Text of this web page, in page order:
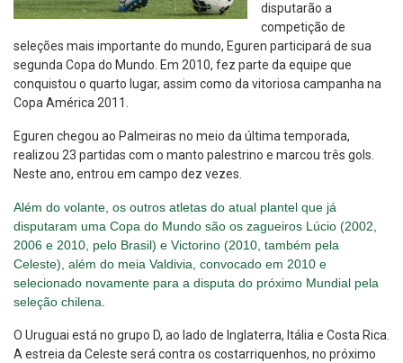
disputarão a
competição de
seleções mais importante do mundo, Eguren participará de sua
segunda Copa do Mundo. Em 2010, fez parte da equipe que
conquistou o quarto lugar, assim como da vitoriosa campanha na
Copa América 2011.
Eguren chegou ao Palmeiras no meio da última temporada,
realizou 23 partidas com o manto palestrino e marcou três gols.
Neste ano, entrou em campo dez vezes.
Além do volante, os outros atletas do atual plantel que já
disputaram uma Copa do Mundo são os zagueiros Lúcio (2002,
2006 e 2010, pelo Brasil) e Victorino (2010, também pela
Celeste), além do meia Valdivia, convocado em 2010 e
selecionado novamente para a disputa do próximo Mundial pela
seleção chilena.
O Uruguai está no grupo D, ao lado de Inglaterra, Itália e Costa Rica.
A estreia da Celeste será contra os costarriquenhos, no próximo